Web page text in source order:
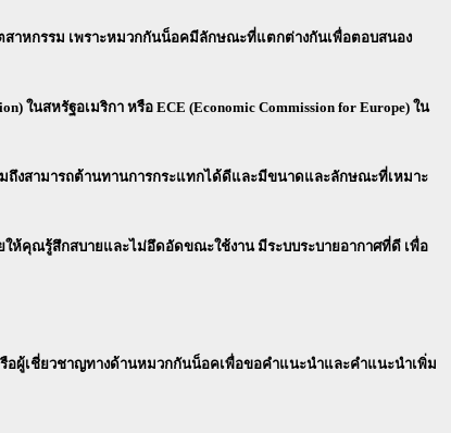
สาหกรรม เพราะหมวกกันน็อคมีลักษณะที่แตกต่างกันเพื่อตอบสนอง
นสหรัฐอเมริกา หรือ ECE (Economic Commission for Europe) ใน
งสามารถต้านทานการกระแทกได้ดีและมีขนาดและลักษณะที่เหมาะ
ห้คุณรู้สึกสบายและไม่อึดอัดขณะใช้งาน มีระบบระบายอากาศที่ดี เพื่อ
ผู้เชี่ยวชาญทางด้านหมวกกันน็อคเพื่อขอคำแนะนำและคำแนะนำเพิ่ม